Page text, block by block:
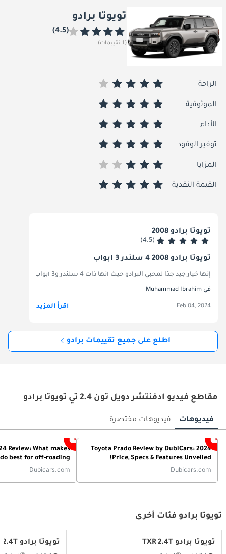
تويوتا برادو
(4.5)
(1 تقييمات)
الراحة
الموثوقية
الأداء
توفير الوقود
المزايا
القيمة النقدية
تويوتا برادو 2008
(4.5)
تويوتا برادو 2008 4 سلندر 3 أبواب
إنها خيار جيد جدًا لمحبي البرادو حيث أنها ذات 4 سلندر و3 أبواب وتعطي متوسطًا مذهلاً وفقًا للبرادو فهي تعطي كفاءة 10/100 تقريبًا وهي سيارة قوية جدًا ومتينة وموثوقة مع قطع غيار اقتصادية مقارنة بالسيارات الأخرى.
في Muhammad Ibrahim
Feb 04, 2024 اقرأ المزيد
اطلع على جميع تقييمات برادو
مقاطع فيديو ادفنتشر دويل تون 2.4 تي تويوتا برادو
فيديوهات فيديوهات مختصرة
2024 Toyota Prado Review by DubiCars:
Price, Specs & Features Unveiled!
Dubicars.com
Review: What makes
best for off-roading?
Dubicars.com
تويوتا برادو فئات أخرى
تويوتا برادو TXR 2.4T تويوتا برادو GXR 2.4T